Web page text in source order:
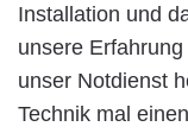
Installation und
unsere
unser Notdienst
Technik mal